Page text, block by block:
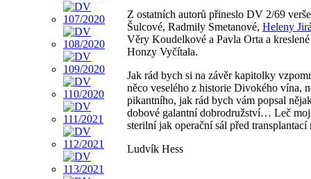
Z ostatních autorů přineslo DV 2/69
Šulcové, Radmily Smetanové, Heleny
Věry Koudelkové a Pavla Orta a
Honzy Vyčítala.
Jak rád bych si na závěr kapitolky
něco veselého z historie Divokého vína,
pikantního, jak rád bych vám popsal
dobové galantní dobrodružství… Leč
sterilní jak operační sál před transplantací
Ludvík Hess